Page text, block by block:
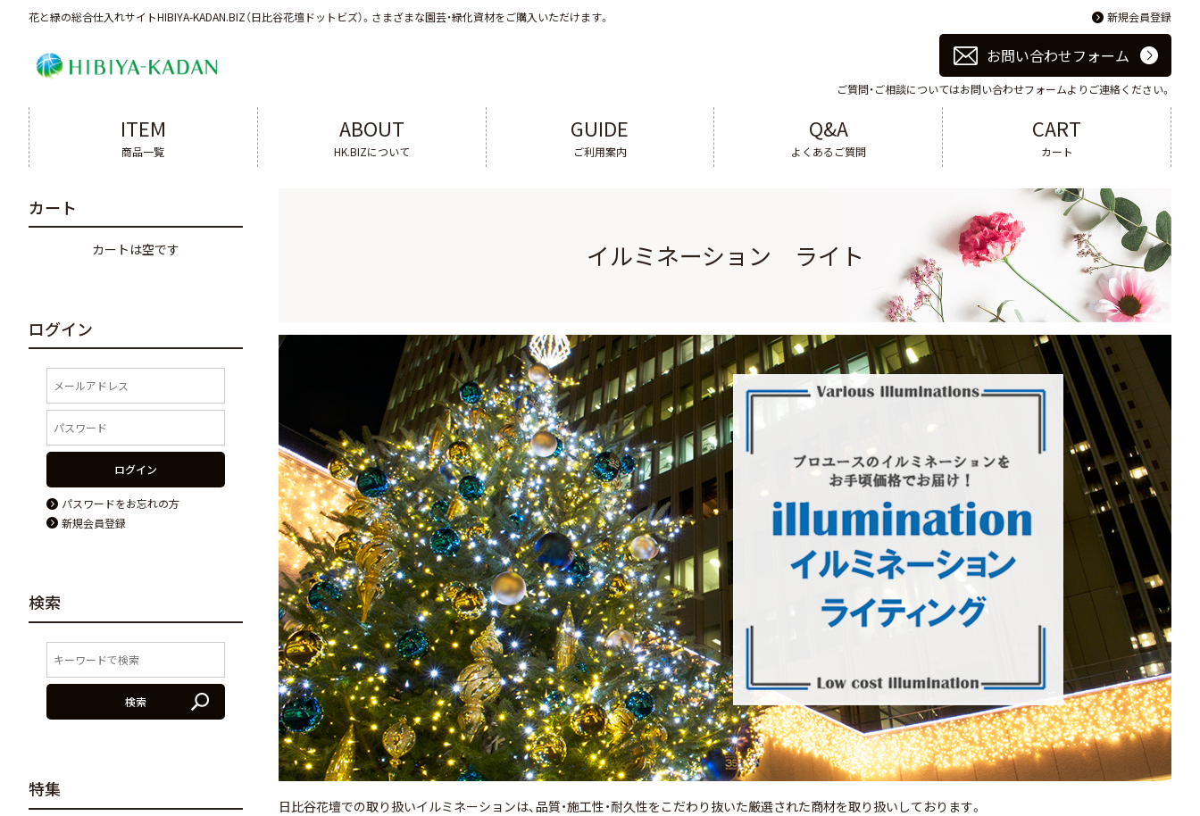
花と緑の総合仕入れサイトHIBIYA-KADAN.BIZ（日比谷花壇ドットビズ）。 さまざまな園芸・緑化資材をご購入いただけます。 新規会員登録
お問い合わせフォーム
ご質問・ご相談についてはお問い合わせフォームよりご連絡ください。
ITEM
商品一覧
ABOUT
HK.BIZについて
GUIDE
ご利用案内
Q&A
よくあるご質問
CART
カート
イルミネーション ライト
日比谷花壇での取り扱いイルミネーションは、品質・施工性・耐久性をこだわり抜いた厳選された商材を取り扱いしております。
カート
カートは空です
ログイン
ログイン
パスワードをお忘れの方
新規会員登録
検索
検索
特集